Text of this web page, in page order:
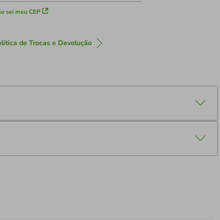
sei meu CEP
de Trocas e Devolução